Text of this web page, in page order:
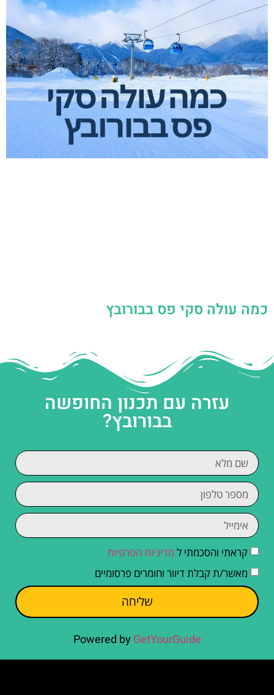
כמה עולה סקי פס בבורובץ
עזרה עם תכנון החופשה
בבורובץ?
קראתי והסכמתי ל מדיניות הפרטיות
מאשר/ת קבלת דיוור וחומרים פרסומיים
שליחה
Powered by GetYourGuide